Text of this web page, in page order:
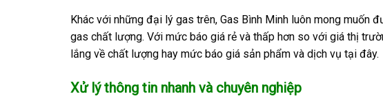
Khác với những đại lý gas trên, Gas Bình Minh luôn mong muốn
gas chất lượng. Với mức báo giá rẻ và thấp hơn so với giá thị
lắng về chất lượng hay mức báo giá sản phẩm và dịch vụ tại đây.
Xử lý thông tin nhanh và chuyên nghiệp